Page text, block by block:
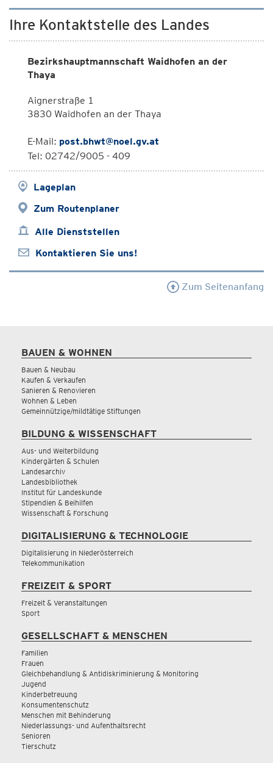
Ihre Kontaktstelle des Landes
Bezirkshauptmannschaft Waidhofen an der
Thaya
Aignerstraße 1
3830 Waidhofen an der Thaya
E-Mail: post.bhwt@noel.gv.at
Tel: 02742/9005 - 409
Lageplan
Zum Routenplaner
Alle Dienststellen
Kontaktieren Sie uns!
Zum Seitenanfang
BAUEN & WOHNEN
Bauen & Neubau
Kaufen & Verkaufen
Sanieren & Renovieren
Wohnen & Leben
Gemeinnützige/mildtätige Stiftungen
BILDUNG & WISSENSCHAFT
Aus- und Weiterbildung
Kindergärten & Schulen
Landesarchiv
Landesbibliothek
Institut für Landeskunde
Stipendien & Beihilfen
Wissenschaft & Forschung
DIGITALISIERUNG & TECHNOLOGIE
Digitalisierung in Niederösterreich
Telekommunikation
FREIZEIT & SPORT
Freizeit & Veranstaltungen
Sport
GESELLSCHAFT & MENSCHEN
Familien
Frauen
Gleichbehandlung & Antidiskriminierung & Monitoring
Jugend
Kinderbetreuung
Konsumentenschutz
Menschen mit Behinderung
Niederlassungs- und Aufenthaltsrecht
Senioren
Tierschutz